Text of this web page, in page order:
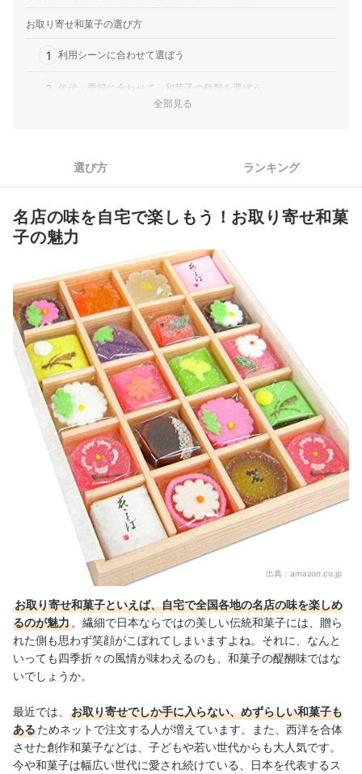
お取り寄せ和菓子の選び方
1 利用シーンに合わせて選ぼう
2 年代・季節に合わせて、和菓子の種類を選ぼう
5 購入前に、内容量・大きさ・賞味期限もチェック
6 コスパで選ぶなら、訳アリ商品が狙いめ
お取り寄せ和菓子全37商品おすすめ人気ランキング
お取り寄せ水ようかんもチェック！
お取り寄せ和菓子の売れ筋ランキングもチェック！
全部見る
選び方 ランキング
名店の味を自宅で楽しもう！お取り寄せ和菓
子の魅力
出典： amazon.co.jp
お取り寄せ和菓子といえば、自宅で全国各地の名店の味を楽しめ
るのが魅力 。繊細で日本ならではの美しい伝統和菓子には、贈ら
れた側も思わず笑顔がこぼれてしまいますよね。それに、なんと
いっても四季折々の風情が味わえるのも、和菓子の醍醐味ではな
いでしょうか。
最近では、
お取り寄せでしか手に入らない、めずらしい和菓子も
あるためネットで注文する人が増えています。また、西洋を合体
させた創作和菓子などは、子どもや若い世代からも大人気です。
今や和菓子は幅広い世代に愛され続けている、日本を代表するス